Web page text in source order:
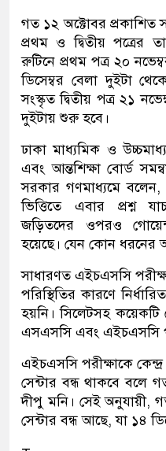
গত ১২ অক্টোবর প্রকাশিত
প্রথম ও দ্বিতীয় পত্রের
রুটিনে প্রথম পত্র ২০
ডিসেম্বর বেলা দুইটা
সংস্কৃত দ্বিতীয় পত্র ২১
দুইটায় শুরু হবে।
ঢাকা মাধ্যমিক ও
এবং আন্তশিক্ষা বোর্ড
সরকার গণমাধ্যমে
ভিত্তিতে এবার প্রশ্ন
জড়িতদের ওপরও
হয়েছে। যেন কোন ধরনের
সাধারণত এইচএসসি
পরিস্থিতির কারণে
হয়নি। সিলেটসহ কয়েকটি
এসএসসি এবং এইচএসসি
এইচএসসি পরীক্ষাকে
সেন্টার বন্ধ থাকবে বলে
দীপু মনি। সেই অনুযায়ী,
সেন্টার বন্ধ আছে, যা ১৪